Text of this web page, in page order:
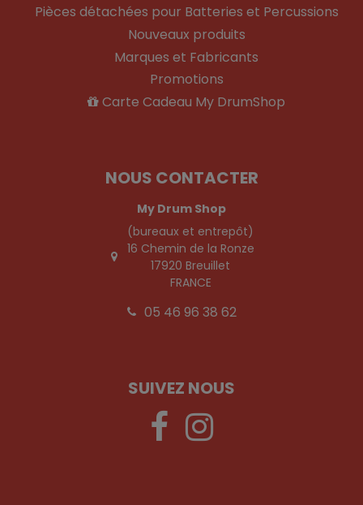
Pièces détachées pour Batteries et Percussions
Nouveaux produits
Marques et Fabricants
Promotions
Carte Cadeau My DrumShop
NOUS CONTACTER
My Drum Shop
(bureaux et entrepôt)
16 Chemin de la Ronze
17920 Breuillet
FRANCE
05 46 96 38 62
SUIVEZ NOUS